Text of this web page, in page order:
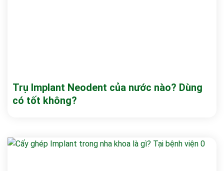
Trụ Implant Neodent của nước nào? Dùng
có tốt không?